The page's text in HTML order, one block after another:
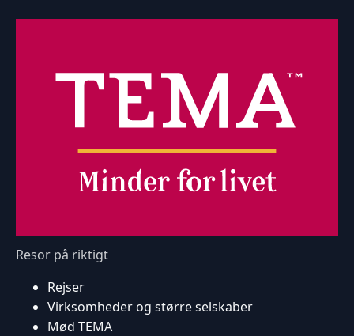
Resor på riktigt
Rejser
Virksomheder og større selskaber
Mød TEMA